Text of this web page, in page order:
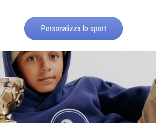
Personalizza lo sport